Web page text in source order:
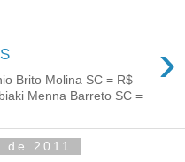
›
Brito Molina SC = R$
Menna Barreto SC =
de 2011